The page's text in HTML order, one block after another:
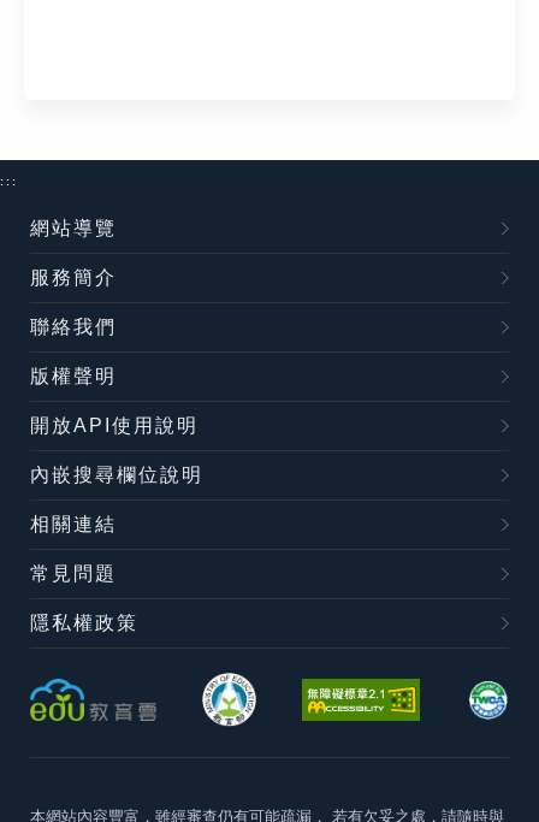
:::
網站導覽
服務簡介
聯絡我們
版權聲明
開放API使用說明
內嵌搜尋欄位說明
相關連結
常見問題
隱私權政策
本網站內容豐富，雖經審查仍有可能疏漏， 若有欠妥之處，請隨時與